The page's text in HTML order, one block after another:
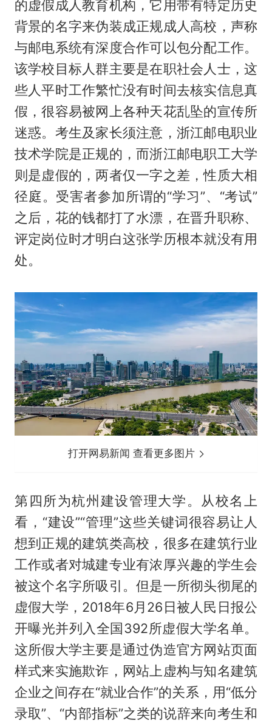
的虚假成人教育机构，它用带有特定历史
背景的名字来伪装成正规成人高校，声称
与邮电系统有深度合作可以包分配工作。
该学校目标人群主要是在职社会人士，这
些人平时工作繁忙没有时间去核实信息真
假，很容易被网上各种天花乱坠的宣传所
迷惑。考生及家长须注意，浙江邮电职业
技术学院是正规的，而浙江邮电职工大学
则是虚假的，两者仅一字之差，性质大相
径庭。受害者参加所谓的“学习”、“考试”
之后，花的钱都打了水漂，在晋升职称、
评定岗位时才明白这张学历根本就没有用
处。
打开网易新闻 查看更多图片
第四所为杭州建设管理大学。从校名上
看，“建设”“管理”这些关键词很容易让人
想到正规的建筑类高校，很多在建筑行业
工作或者对城建专业有浓厚兴趣的学生会
被这个名字所吸引。但是一所彻头彻尾的
虚假大学，2018年6月26日被人民日报公
开曝光并列入全国392所虚假大学名单。
这所假大学主要是通过伪造官方网站页面
样式来实施欺诈，网站上虚构与知名建筑
企业之间存在“就业合作”的关系，用“低分
录取”、“内部指标”之类的说辞来向考生和